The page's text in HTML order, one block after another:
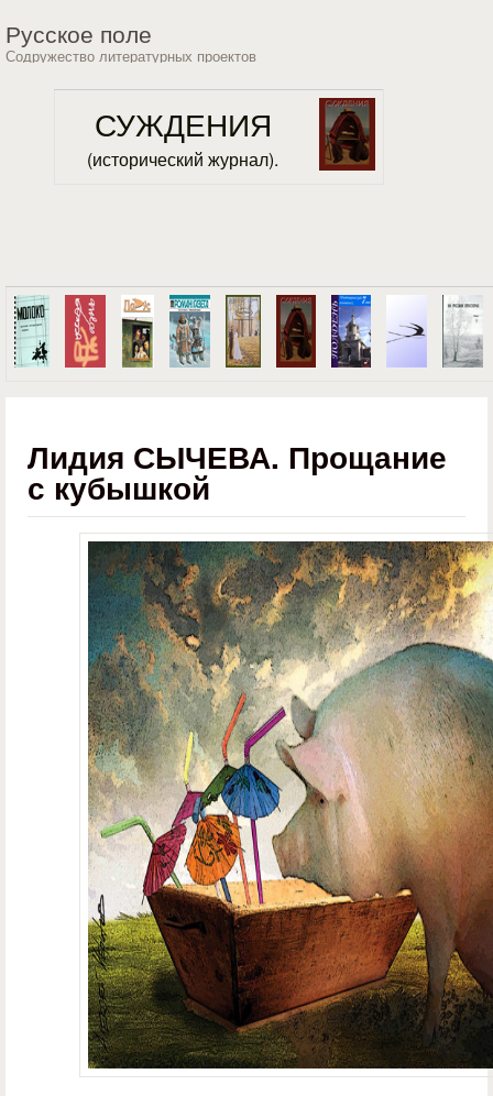
Русское поле
Содружество литературных проектов
СУЖДЕНИЯ
(исторический журнал).
Лидия СЫЧЕВА. Прощание
с кубышкой